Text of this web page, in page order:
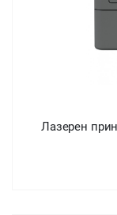
Лазерен